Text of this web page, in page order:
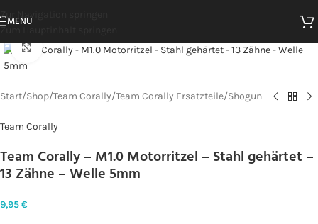
Zur Navigation springen
Zum Hauptinhalt springen
MENÜ
Zum Vergrößern klicken
Start/Shop/Team Corally/Team Corally Ersatzteile/Shogun
Team Corally
Team Corally – M1.0 Motorritzel – Stahl gehärtet –
13 Zähne – Welle 5mm
9,95€